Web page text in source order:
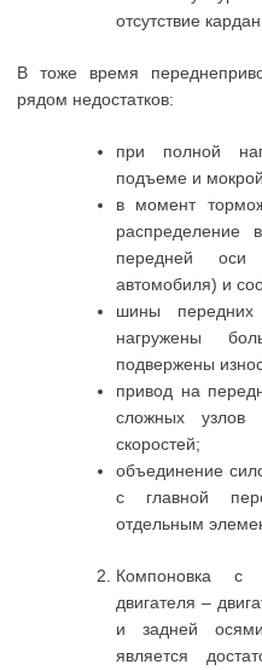
отсутствие
В тоже время
рядом недостатков:
при полной
подъеме и
в момент
распределение
передней оси
автомобиля) и
шины передних
нагружены
подвержены
привод на
сложных узлов
скоростей;
объединение
с главной
отдельным
Компоновка с
двигателя –
и задней
является